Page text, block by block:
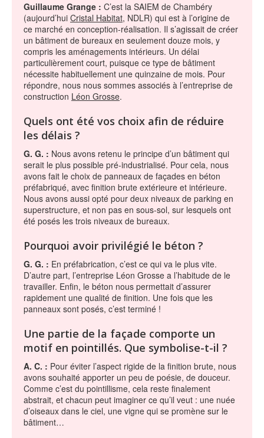
Guillaume Grange : C’est la SAIEM de Chambéry
(aujourd’hui Cristal Habitat, NDLR) qui est à l’origine de
ce marché en conception-réalisation. Il s’agissait de créer
un bâtiment de bureaux en seulement douze mois, y
compris les aménagements intérieurs. Un délai
particulièrement court, puisque ce type de bâtiment
nécessite habituellement une quinzaine de mois. Pour
répondre, nous nous sommes associés à l’entreprise de
construction Léon Grosse.
Quels ont été vos choix afin de réduire
les délais ?
G. G. : Nous avons retenu le principe d’un bâtiment qui
serait le plus possible pré-industrialisé. Pour cela, nous
avons fait le choix de panneaux de façades en béton
préfabriqué, avec finition brute extérieure et intérieure.
Nous avons aussi opté pour deux niveaux de parking en
superstructure, et non pas en sous-sol, sur lesquels ont
été posés les trois niveaux de bureaux.
Pourquoi avoir privilégié le béton ?
G. G. : En préfabrication, c’est ce qui va le plus vite.
D’autre part, l’entreprise Léon Grosse a l’habitude de le
travailler. Enfin, le béton nous permettait d’assurer
rapidement une qualité de finition. Une fois que les
panneaux sont posés, c’est terminé !
Une partie de la façade comporte un
motif en pointillés. Que symbolise-t-il ?
A. C. : Pour éviter l’aspect rigide de la finition brute, nous
avons souhaité apporter un peu de poésie, de douceur.
Comme c’est du pointillisme, cela reste finalement
abstrait, et chacun peut imaginer ce qu’il veut : une nuée
d’oiseaux dans le ciel, une vigne qui se promène sur le
bâtiment…